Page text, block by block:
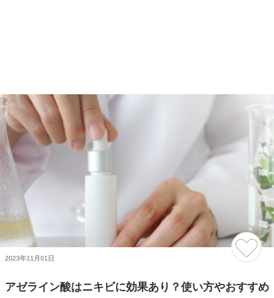
2023年11月01日
アゼライン酸はニキビに効果あり？使い方やおすすめ